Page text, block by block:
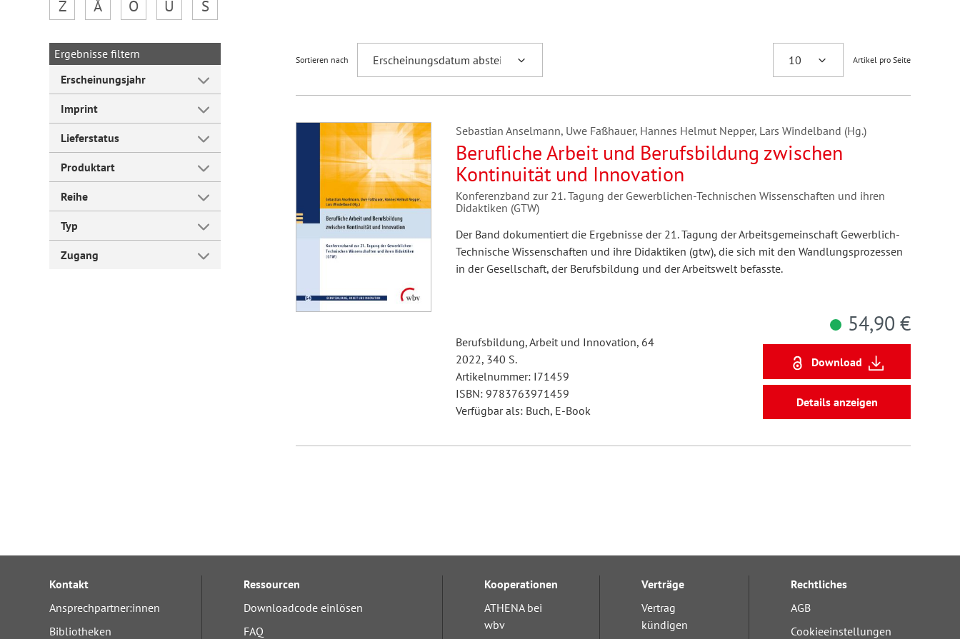
Forum Arbeitslehre
Z
Å Ö Ü Š
Ergebnisse filtern
Erscheinungsjahr
Imprint
Lieferstatus
Produktart
Reihe
Typ
Zugang
Sortieren nach Artikel pro Seite
Sebastian Anselmann, Uwe Faßhauer, Hannes Helmut Nepper, Lars Windelband (Hg.)
Berufliche Arbeit und Berufsbildung zwischen
Kontinuität und Innovation
Konferenzband zur 21. Tagung der Gewerblichen-Technischen Wissenschaften und ihren
Didaktiken (GTW)
Der Band dokumentiert die Ergebnisse der 21. Tagung der Arbeitsgemeinschaft Gewerblich-
Technische Wissenschaften und ihre Didaktiken (gtw), die sich mit den Wandlungsprozessen
in der Gesellschaft, der Berufsbildung und der Arbeitswelt befasste.
Berufsbildung, Arbeit und Innovation, 64
2022, 340 S.
Artikelnummer: I71459
ISBN: 9783763971459
Verfügbar als: Buch, E-Book
54,90 €
Download
Details anzeigen
Kontakt
Ansprechpartner:innen
Bibliotheken
Ressourcen
Downloadcode einlösen
FAQ
Kooperationen
ATHENA bei
wbv
Verträge
Vertrag
kündigen
Rechtliches
AGB
Cookieeinstellungen